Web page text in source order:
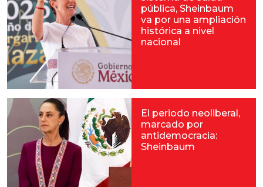
pública, Sheinbaum
va por una ampliación
histórica a nivel
nacional
El periodo neoliberal,
marcado por
antidemocracia:
Sheinbaum